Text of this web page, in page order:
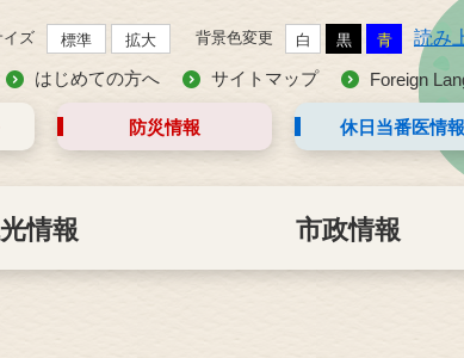
イズ 標準 拡大 背景色変更 白 黒 青 読み
はじめての方へ サイトマップ Foreign
防災情報 休日当番医情報
情報 市政情報